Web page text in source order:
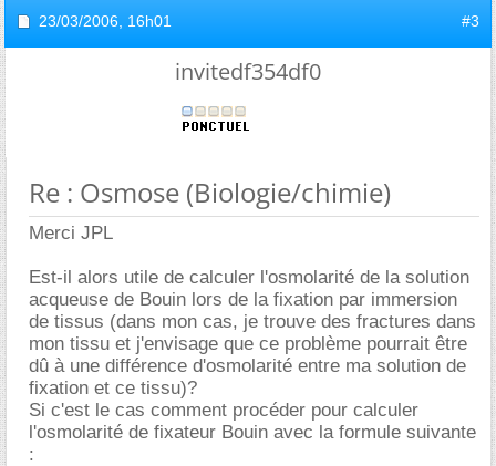
23/03/2006, 16h01 #3
invitedf354df0
Re : Osmose (Biologie/chimie)
Merci JPL
Est-il alors utile de calculer l'osmolarité de la solution
acqueuse de Bouin lors de la fixation par immersion
de tissus (dans mon cas, je trouve des fractures dans
mon tissu et j'envisage que ce problème pourrait être
dû à une différence d'osmolarité entre ma solution de
fixation et ce tissu)?
Si c'est le cas comment procéder pour calculer
l'osmolarité de fixateur Bouin avec la formule suivante
: